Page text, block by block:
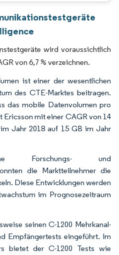
wird voraussichtlich
von 6,7 % verzeichnen.
ist einer der wesentlichen
des CTE-Marktes beitragen.
das mobile Datenvolumen pro
Ericsson mit einer CAGR von 14
Jahr 2018 auf 15 GB im Jahr
Forschungs- und
die Marktteilnehmer die
Diese Entwicklungen werden
im Prognosezeitraum
seinen C-1200 Mehrkanal-
Empfängertests eingeführt. Im
bietet der C-1200 Tests wie